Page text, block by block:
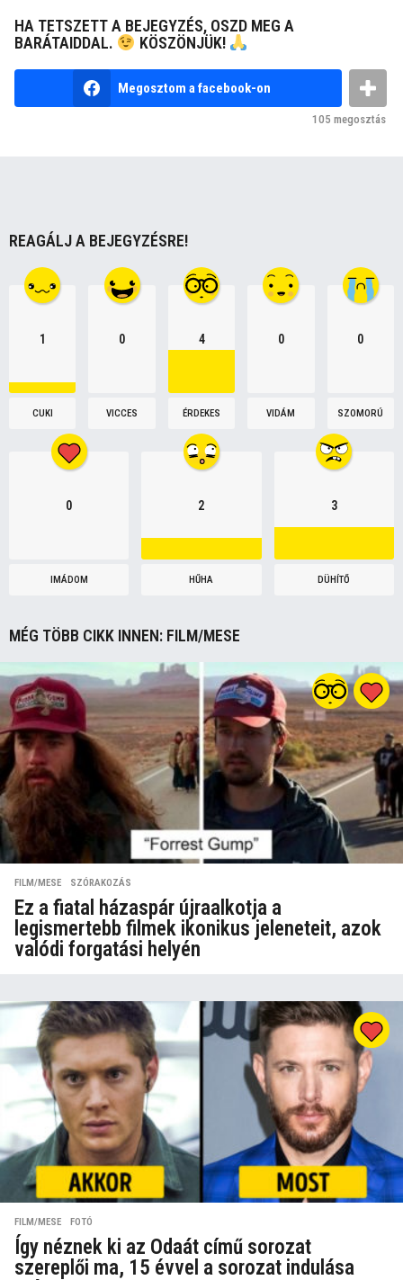
P
a
g
i
n
HA TETSZETT A BEJEGYZÉS, OSZD MEG A
BARÁTAIDDAL.
KÖSZÖNJÜK!
Megosztom a facebook-on
105 megosztás
REAGÁLJ A BEJEGYZÉSRE!
1
CUKI
0
VICCES
4
ÉRDEKES
0
VIDÁM
0
SZOMORÚ
0
IMÁDOM
2
HŰHA
3
DÜHÍTŐ
MÉG TÖBB CIKK INNEN: FILM/MESE
FILM/MESE ,SZÓRAKOZÁS
Ez a fiatal házaspár újraalkotja a
legismertebb filmek ikonikus jeleneteit, azok
valódi forgatási helyén
FILM/MESE ,FOTÓ
Így néznek ki az Odaát című sorozat
szereplői ma, 15 évvel a sorozat indulása